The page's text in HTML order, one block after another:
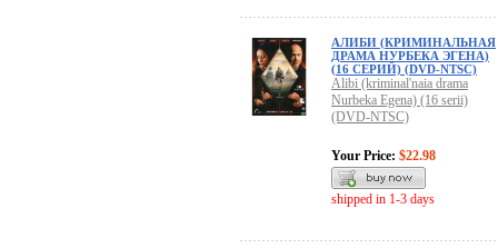
АЛИБИ (КРИМИНАЛЬНАЯ
ДРАМА НУРБЕКА ЭГЕНА)
(16 СЕРИЙ) (DVD-NTSC)
Alibi (kriminal'naia drama
Nurbeka Egena) (16 serii)
(DVD-NTSC)
Your Price: $22.98
shipped in 1-3 days